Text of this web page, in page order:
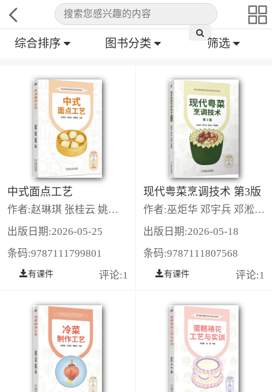
综合排序 图书分类 筛选
中式面点工艺
作者:赵琳琪 张桂云 姚煌波
出版日期:2026-05-25
条码:9787111799801
有课件 评论:1
现代粤菜烹调技术 第3版
作者:巫炬华 邓宇兵 邓淞升 刘月娣
出版日期:2026-05-18
条码:9787111807568
有课件 评论:1